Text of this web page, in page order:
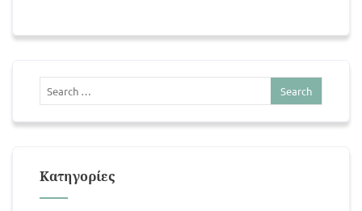
Kατηγορίες